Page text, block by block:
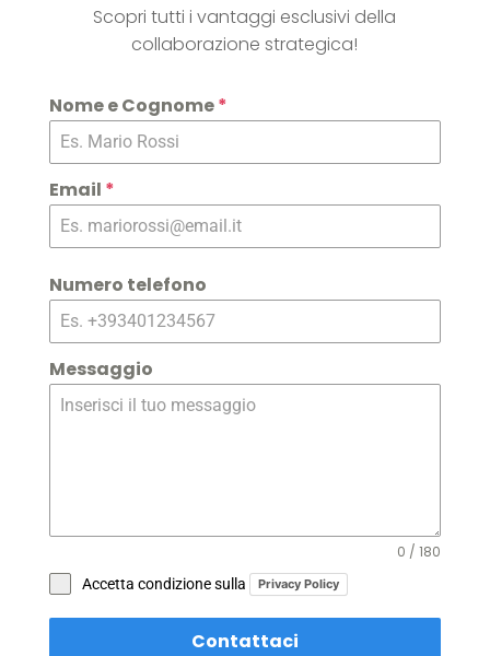
Scopri tutti i vantaggi esclusivi della
collaborazione strategica!
Nome e Cognome*
Email *
Numero telefono
Messaggio
0 / 180
Accetta condizione sulla Privacy Policy
Contattaci